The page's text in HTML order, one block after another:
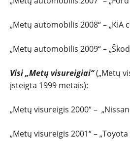
„Metų automobilis 2008“ – „KIA
„Metų automobilis 2009“ –
Visi „Metų visureigiai“(„Metų
įsteigta 1999 metais):
„Metų visureigis 2000“ –
„Metų visureigis 2001“ – „Toyota